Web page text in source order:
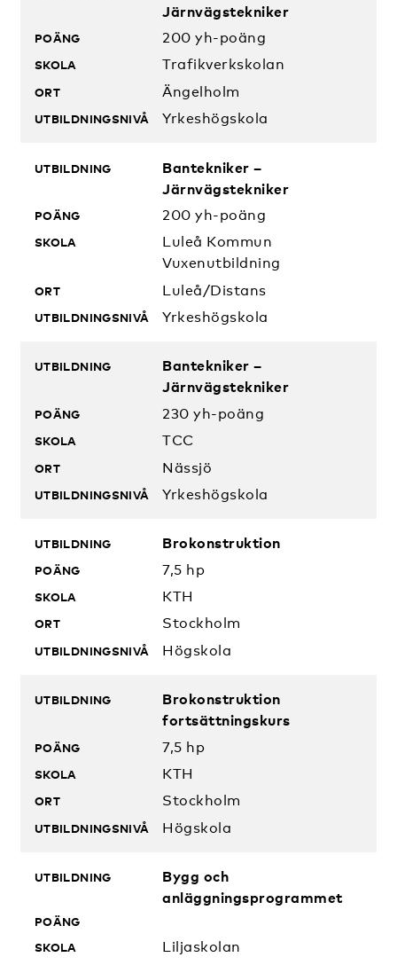
Järnvägstekniker
200 yh-poäng
Trafikverkskolan
Ängelholm
Yrkeshögskola
Bantekniker –
Järnvägstekniker
200 yh-poäng
Luleå Kommun
Vuxenutbildning
Luleå/Distans
Yrkeshögskola
Bantekniker –
Järnvägstekniker
230 yh-poäng
TCC
Nässjö
Yrkeshögskola
Brokonstruktion
7,5 hp
KTH
Stockholm
Högskola
Brokonstruktion
fortsättningskurs
7,5 hp
KTH
Stockholm
Högskola
Bygg och
anläggningsprogrammet
Liljaskolan